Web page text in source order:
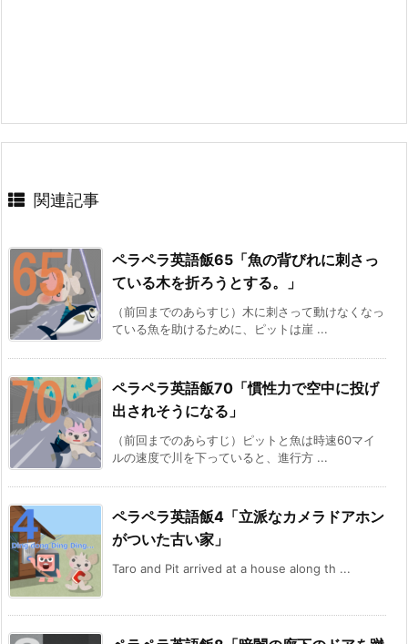
関連記事
ペラペラ英語飯65「魚の背びれに刺さっ
ている木を折ろうとする。」
（前回までのあらすじ）木に刺さって動けなくなっ
ている魚を助けるために、ピットは崖 ...
ペラペラ英語飯70「慣性力で空中に投げ
出されそうになる」
（前回までのあらすじ）ピットと魚は時速60マイ
ルの速度で川を下っていると、進行方 ...
ペラペラ英語飯4「立派なカメラドアホン
がついた古い家」
Taro and Pit arrived at a house along th ...